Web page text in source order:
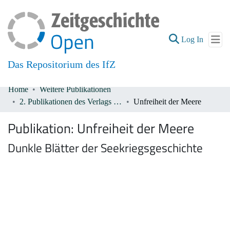
Das Repositorium des IfZ
Log In (current)
Communities & Collections
Home
Weitere Publikationen
2. Publikationen des Verlags De Gruyter 1933-1945
Unfreiheit der Meere
Publikation: Unfreiheit der Meere
Dunkle Blätter der Seekriegsgeschichte